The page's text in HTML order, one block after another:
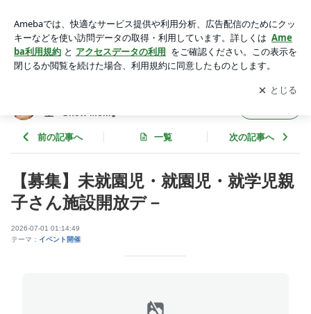
サージ教室『Snow Mom』
アプリをダウンロードして ブログの更新通知
を受け取りまし
ょう。
開く
室『Snow Mom』
前の記事へ 一覧 次の記事へ
【募集】未就園児・就園児・就学児親
子さん施設開放デ－
2026-07-01 01:14:49
テーマ： イベント開催